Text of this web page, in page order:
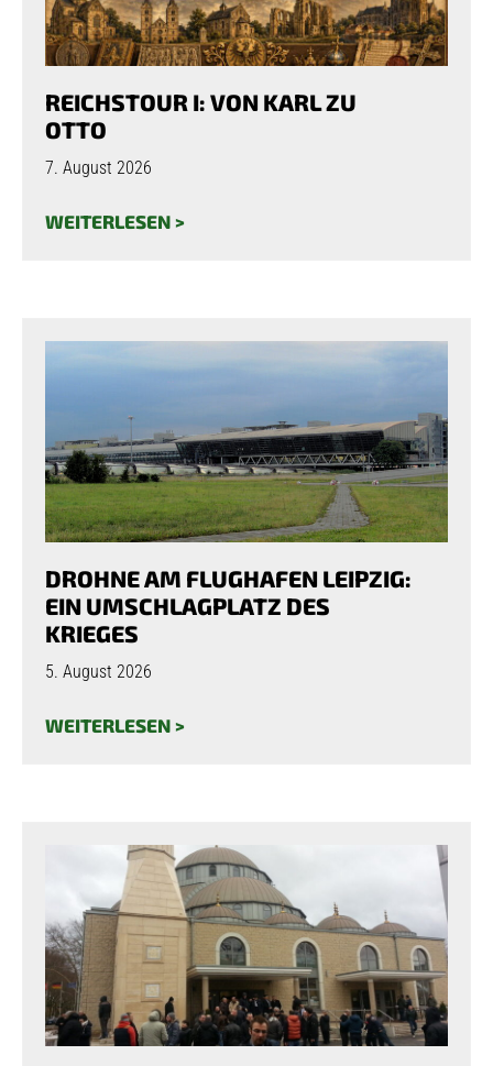
REICHSTOUR I: VON KARL ZU
OTTO
7. August 2026
WEITERLESEN >
DROHNE AM FLUGHAFEN LEIPZIG:
EIN UMSCHLAGPLATZ DES
KRIEGES
5. August 2026
WEITERLESEN >